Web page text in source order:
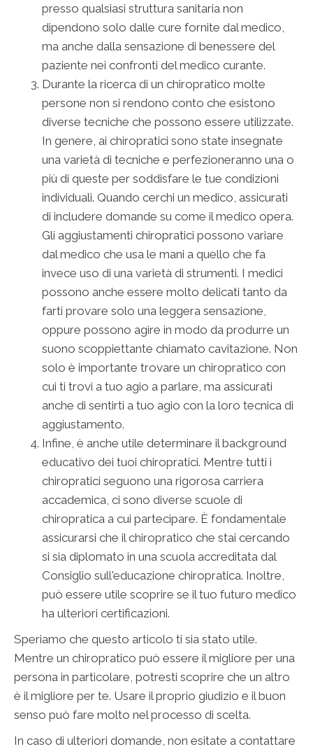
presso qualsiasi struttura sanitaria non
dipendono solo dalle cure fornite dal medico,
ma anche dalla sensazione di benessere del
paziente nei confronti del medico curante.
Durante la ricerca di un chiropratico molte
persone non si rendono conto che esistono
diverse tecniche che possono essere utilizzate.
In genere, ai chiropratici sono state insegnate
una varietà di tecniche e perfezioneranno una o
più di queste per soddisfare le tue condizioni
individuali. Quando cerchi un medico, assicurati
di includere domande su come il medico opera.
Gli aggiustamenti chiropratici possono variare
dal medico che usa le mani a quello che fa
invece uso di una varietà di strumenti. I medici
possono anche essere molto delicati tanto da
farti provare solo una leggera sensazione,
oppure possono agire in modo da produrre un
suono scoppiettante chiamato cavitazione. Non
solo è importante trovare un chiropratico con
cui ti trovi a tuo agio a parlare, ma assicurati
anche di sentirti a tuo agio con la loro tecnica di
aggiustamento.
Infine, è anche utile determinare il background
educativo dei tuoi chiropratici. Mentre tutti i
chiropratici seguono una rigorosa carriera
accademica, ci sono diverse scuole di
chiropratica a cui partecipare. È fondamentale
assicurarsi che il chiropratico che stai cercando
si sia diplomato in una scuola accreditata dal
Consiglio sull'educazione chiropratica. Inoltre,
può essere utile scoprire se il tuo futuro medico
ha ulteriori certificazioni.
Speriamo che questo articolo ti sia stato utile.
Mentre un chiropratico può essere il migliore per una
persona in particolare, potresti scoprire che un altro
è il migliore per te. Usare il proprio giudizio e il buon
senso può fare molto nel processo di scelta.
In caso di ulteriori domande, non esitate a contattare